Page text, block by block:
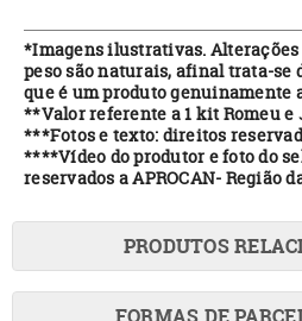
*Imagens ilustrativas. Alterações
peso são naturais, afinal trata-se
que é um produto genuinamente
**Valor referente a 1 kit Romeu
***Fotos e texto: direitos
****Vídeo do produtor e foto do
reservados a APROCAN- Região
PRODUTOS